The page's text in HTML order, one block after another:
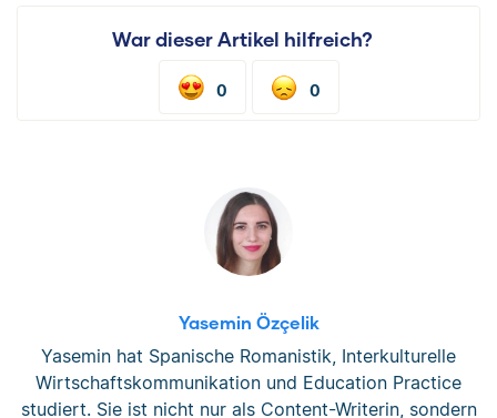
War dieser Artikel hilfreich?
0 0
Yasemin Özçelik
Yasemin hat Spanische Romanistik, Interkulturelle
Wirtschaftskommunikation und Education Practice
studiert. Sie ist nicht nur als Content-Writerin, sondern